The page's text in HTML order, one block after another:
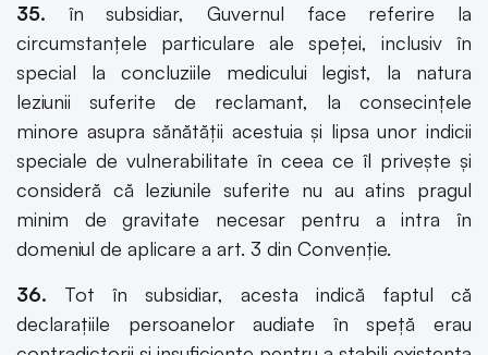
35. în subsidiar, Guvernul face referire la
circumstanţele particulare ale speţei, inclusiv în
special la concluziile medicului legist, la natura
leziunii suferite de reclamant, la consecinţele
minore asupra sănătăţii acestuia şi lipsa unor indicii
speciale de vulnerabilitate în ceea ce îl priveşte şi
consideră că leziunile suferite nu au atins pragul
minim de gravitate necesar pentru a intra în
domeniul de aplicare a art. 3 din Convenţie.
36. Tot în subsidiar, acesta indică faptul că
declaraţiile persoanelor audiate în speţă erau